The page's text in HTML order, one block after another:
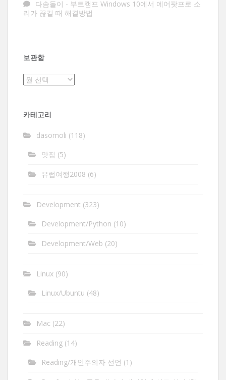
다솜돌이 - 부트캠프 Windows 10에서 에어팟프로 소
리가 끊길 때 해결방법
보관함
보
카테고리
dasomoli (118)
맛집 (5)
유럽여행2008 (6)
Development (323)
Development/Python (10)
Development/Web (20)
Linux (90)
Linux/Ubuntu (48)
Mac (22)
Reading (14)
Reading/개인주의자 선언 (1)